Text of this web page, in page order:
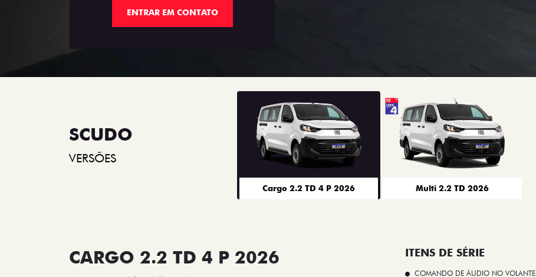
ENTRAR EM CONTATO
SCUDO
VERSÕES
Cargo 2.2 TD 4 P 2026 Multi 2.2 TD 2026
CARGO 2.2 TD 4 P 2026 ITENS DE SÉRIE
COMANDO DE ÁUDIO NO VOLANTE